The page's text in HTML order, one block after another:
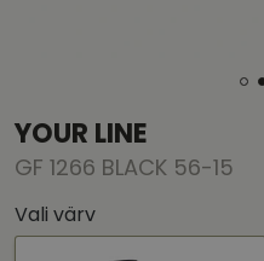
YOUR LINE
GF 1266 BLACK 56-15
Vali värv